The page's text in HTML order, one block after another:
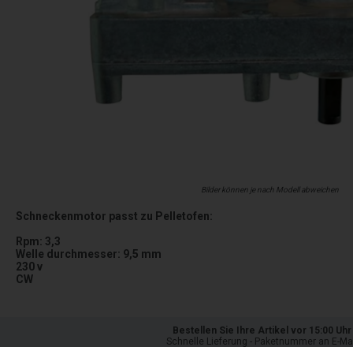
Bilder können je nach Modell abweichen
Schneckenmotor passt zu Pelletofen:
Rpm: 3,3
Welle durchmesser: 9,5 mm
230 v
CW
Bestellen Sie Ihre Artikel vor 15:00 Uhr
Schnelle Lieferung - Paketnummer an E-